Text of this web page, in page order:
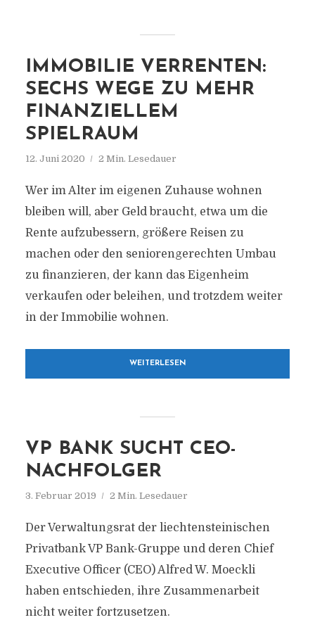
IMMOBILIE VERRENTEN:
SECHS WEGE ZU MEHR
FINANZIELLEM
SPIELRAUM
12. Juni 2020 2 Min. Lesedauer
Wer im Alter im eigenen Zuhause wohnen
bleiben will, aber Geld braucht, etwa um die
Rente aufzubessern, größere Reisen zu
machen oder den seniorengerechten Umbau
zu finanzieren, der kann das Eigenheim
verkaufen oder beleihen, und trotzdem weiter
in der Immobilie wohnen.
WEITERLESEN
VP BANK SUCHT CEO-
NACHFOLGER
3. Februar 2019 2 Min. Lesedauer
Der Verwaltungsrat der liechtensteinischen
Privatbank VP Bank-Gruppe und deren Chief
Executive Officer (CEO) Alfred W. Moeckli
haben entschieden, ihre Zusammenarbeit
nicht weiter fortzusetzen.